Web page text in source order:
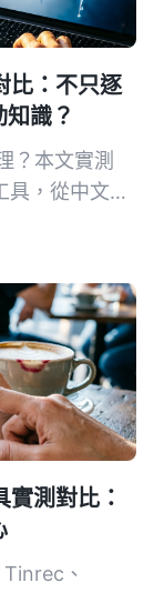
比：不只逐
識？
？本文實測
，從中文辨
測對比：
、